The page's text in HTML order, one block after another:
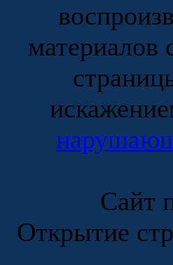
материалов
Сайт
Открытие